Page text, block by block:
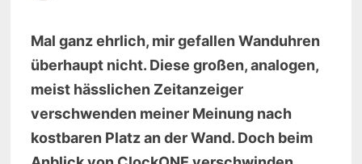
Mal ganz ehrlich, mir gefallen Wanduhren
überhaupt nicht. Diese großen, analogen,
meist hässlichen Zeitanzeiger
verschwenden meiner Meinung nach
kostbaren Platz an der Wand. Doch beim